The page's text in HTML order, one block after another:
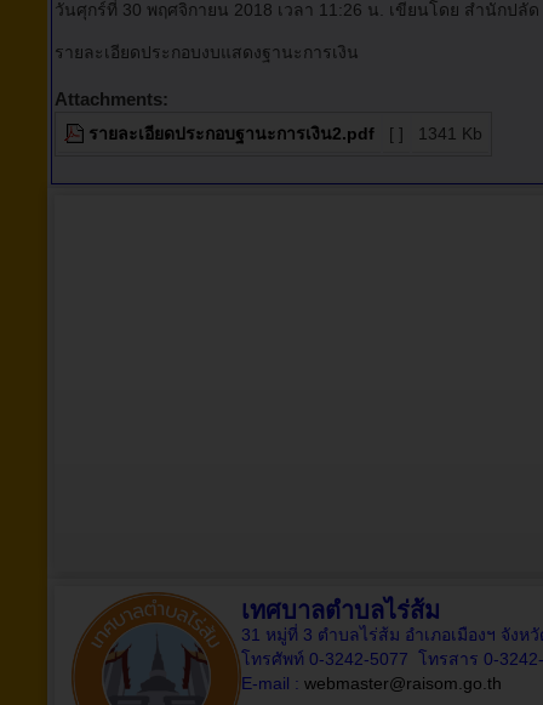
วันศุกร์ที่ 30 พฤศจิกายน 2018 เวลา 11:26 น. เขียนโดย สำนักปลัด
รายละเอียดประกอบงบแสดงฐานะการเงิน
Attachments:
รายละเอียดประกอบฐานะการเงิน2.pdf [ ] 1341 Kb
เทศบาลตำบลไร่ส้ม
31 หมู่ที่ 3 ตำบลไร่ส้ม อำเภอเมืองฯ จังห
โทรศัพท์ 0-3242-5077 โทรสาร 0-
E-mail : webmaster@raisom.go.th